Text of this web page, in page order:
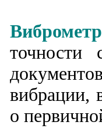
точности
вибрации,
о